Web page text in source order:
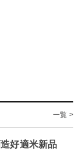
一覧 >
好適米新品